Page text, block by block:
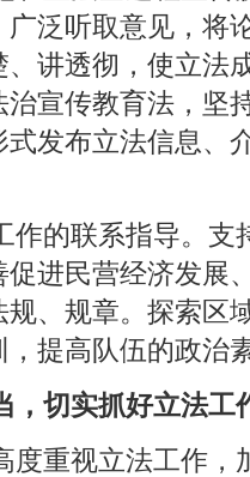
泛听取意见，将
、讲透彻，使立法
宣传教育法，坚
发布立法信息、
作的联系指导。支
进民营经济发展
、规章。探索区
，提高队伍的政治
，切实抓好立法工
度重视立法工作，